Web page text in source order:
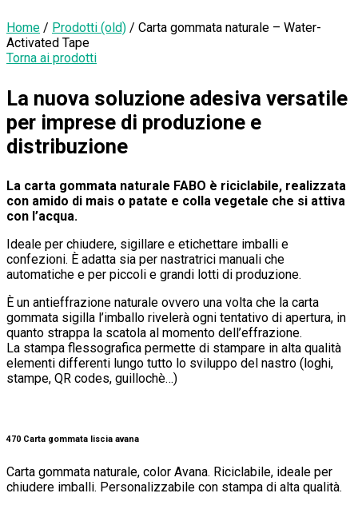
Home / Prodotti (old) / Carta gommata naturale – Water-
Activated Tape
Torna ai prodotti
La nuova soluzione adesiva versatile
per imprese di produzione e
distribuzione
La carta gommata naturale FABO è riciclabile, realizzata
con amido di mais o patate e colla vegetale che si attiva
con l’acqua.
Ideale per chiudere, sigillare e etichettare imballi e
confezioni. È adatta sia per nastratrici manuali che
automatiche e per piccoli e grandi lotti di produzione.
È un antieffrazione naturale ovvero una volta che la carta
gommata sigilla l’imballo rivelerà ogni tentativo di apertura, in
quanto strappa la scatola al momento dell’effrazione.
La stampa flessografica permette di stampare in alta qualità
elementi differenti lungo tutto lo sviluppo del nastro (loghi,
stampe, QR codes, guillochè…)
470 Carta gommata liscia avana
Carta gommata naturale, color Avana. Riciclabile, ideale per
chiudere imballi. Personalizzabile con stampa di alta qualità.